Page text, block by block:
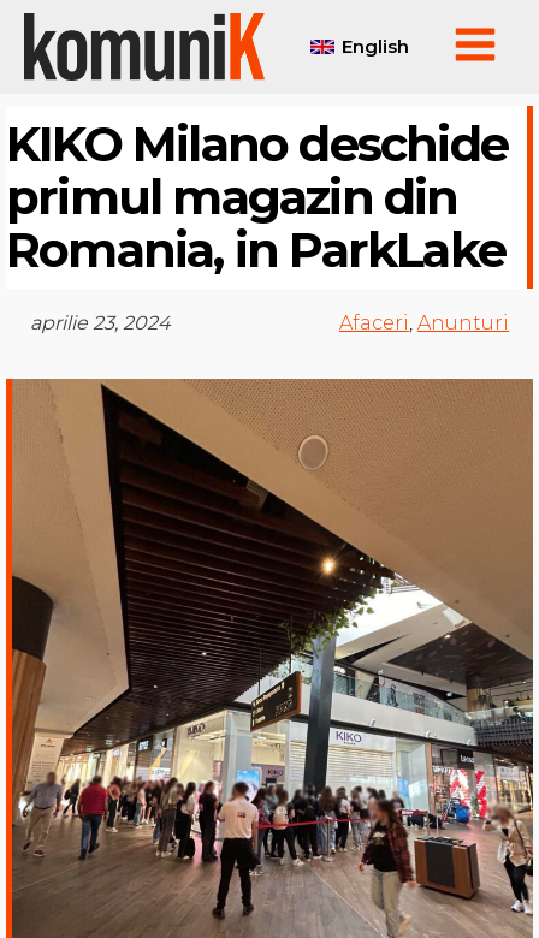
English
KIKO Milano deschide
primul magazin din
Romania, in ParkLake
aprilie 23, 2024 Afaceri, Anunturi